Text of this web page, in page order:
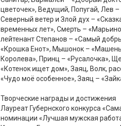
цветочек», Ведущий, Попугай, Лев
Северный ветер и Злой дух –
временных лет», Смерть –
лейтенант Степанов – «Самый
«Крошка Енот», Мышонок –
Королева», Принц – «Русалочка»,
«Котенок ищет дом», Заяц, Волк,
«Чудо моё особенное», Заяц –
Творческие награды и достижения
Лауреат Губернского конкурса
номинации «Лучшая мужская